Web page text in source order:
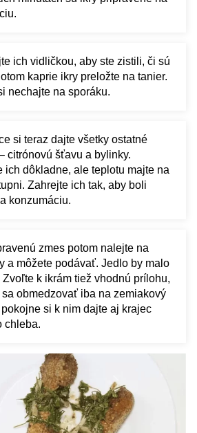
ich vidličkou, aby ste zistili, či sú
kaprie ikry preložte na tanier.
nechajte na sporáku.
si teraz dajte všetky ostatné
citrónovú šťavu a bylinky.
ich dôkladne, ale teplotu majte na
Zahrejte ich tak, aby boli
konzumáciu.
zmes potom nalejte na
a môžete podávať. Jedlo by malo
Zvoľte k ikrám tiež vhodnú prílohu,
sa obmedzovať iba na zemiakový
si k nim dajte aj krajec
chleba.